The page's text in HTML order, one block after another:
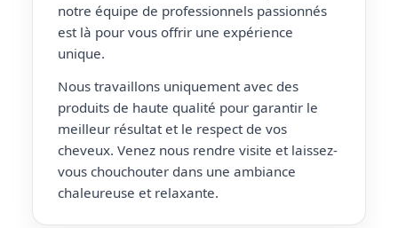
notre équipe de professionnels passionnés
est là pour vous offrir une expérience
unique.
Nous travaillons uniquement avec des
produits de haute qualité pour garantir le
meilleur résultat et le respect de vos
cheveux. Venez nous rendre visite et laissez-
vous chouchouter dans une ambiance
chaleureuse et relaxante.